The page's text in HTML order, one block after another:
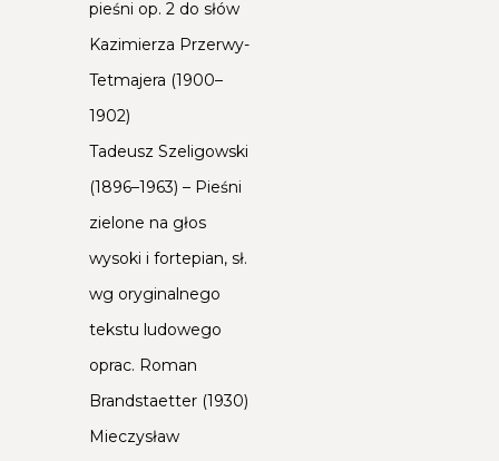
pieśni op. 2 do słów
Kazimierza Przerwy-
Tetmajera (1900–
1902)
Tadeusz Szeligowski
(1896–1963) – Pieśni
zielone na głos
wysoki i fortepian, sł.
wg oryginalnego
tekstu ludowego
oprac. Roman
Brandstaetter (1930)
Mieczysław